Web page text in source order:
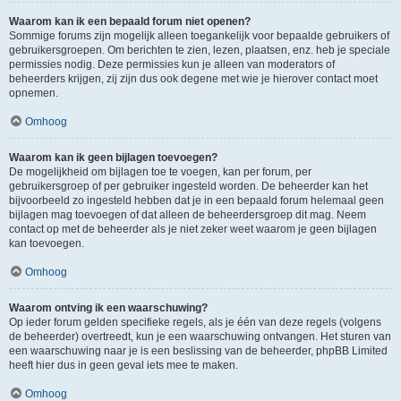
Waarom kan ik een bepaald forum niet openen?
Sommige forums zijn mogelijk alleen toegankelijk voor bepaalde gebruikers of
gebruikersgroepen. Om berichten te zien, lezen, plaatsen, enz. heb je speciale
permissies nodig. Deze permissies kun je alleen van moderators of
beheerders krijgen, zij zijn dus ook degene met wie je hierover contact moet
opnemen.
Omhoog
Waarom kan ik geen bijlagen toevoegen?
De mogelijkheid om bijlagen toe te voegen, kan per forum, per
gebruikersgroep of per gebruiker ingesteld worden. De beheerder kan het
bijvoorbeeld zo ingesteld hebben dat je in een bepaald forum helemaal geen
bijlagen mag toevoegen of dat alleen de beheerdersgroep dit mag. Neem
contact op met de beheerder als je niet zeker weet waarom je geen bijlagen
kan toevoegen.
Omhoog
Waarom ontving ik een waarschuwing?
Op ieder forum gelden specifieke regels, als je één van deze regels (volgens
de beheerder) overtreedt, kun je een waarschuwing ontvangen. Het sturen van
een waarschuwing naar je is een beslissing van de beheerder, phpBB Limited
heeft hier dus in geen geval iets mee te maken.
Omhoog